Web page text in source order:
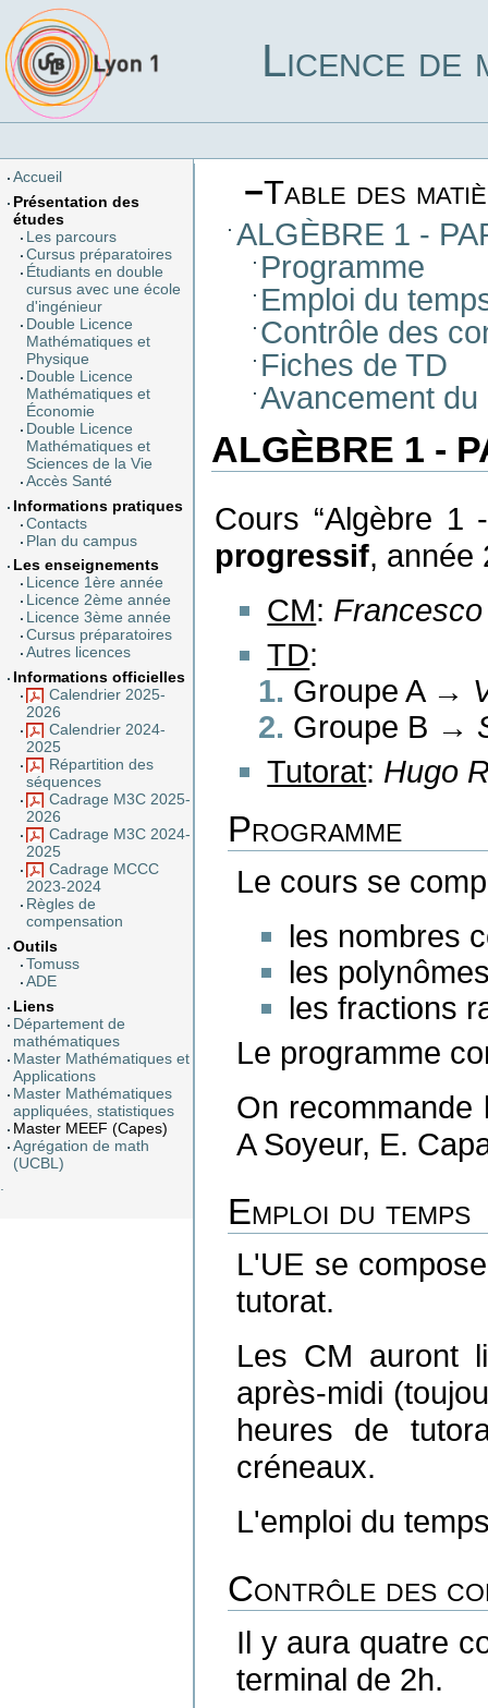
Licence de
Accueil
Présentation des
études
Les parcours
Cursus préparatoires
Étudiants en double
cursus avec une école
d'ingénieur
Double Licence
Mathématiques et
Physique
Double Licence
Mathématiques et
Économie
Double Licence
Mathématiques et
Sciences de la Vie
Accès Santé
Informations pratiques
Contacts
Plan du campus
Les enseignements
Licence 1ère année
Licence 2ème année
Licence 3ème année
Cursus préparatoires
Autres licences
Informations officielles
Calendrier 2025-
2026
Calendrier 2024-
2025
Répartition des
séquences
Cadrage M3C 2025-
2026
Cadrage M3C 2024-
2025
Cadrage MCCC
2023-2024
Règles de
compensation
Outils
Tomuss
ADE
Liens
Département de
mathématiques
Master Mathématiques et
Applications
Master Mathématiques
appliquées, statistiques
Master MEEF (Capes)
Agrégation de math
(UCBL)
−Table des
ALGÈBRE 1 -
Programme
Emploi du
Contrôle des
Fiches de TD
Avancement du
ALGÈBRE 1 -
Cours “Algèbre
progressif, année
CM:
TD:
Groupe A →
Groupe B →
Tutorat: Hugo
Programme
Le cours se
les nombres
les
les fractions
Le programme
On
A Soyeur, E.
Emploi du temps
L'UE se
tutorat.
Les CM auront
après-midi
heures de
créneaux.
L'emploi du
Contrôle des
Il y aura quatre
terminal de 2h.